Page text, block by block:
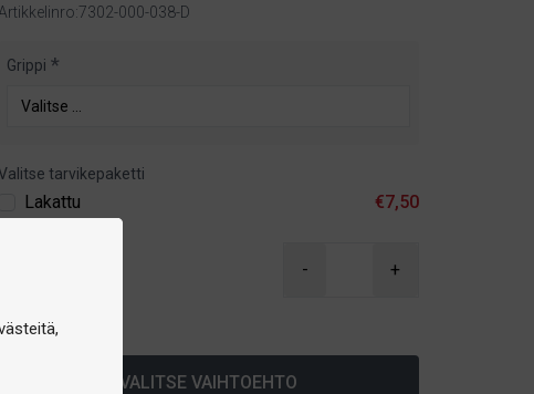
Artikkelinro:7302-000-038-D
Product information
Grippi
tarvikepaketti
Lakattu €7,50
- +
VALITSE VAIHTOEHTO